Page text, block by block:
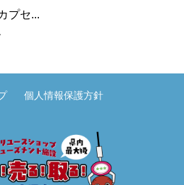
プセ...
個人情報保護方針